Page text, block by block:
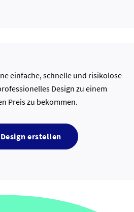
einfache, schnelle und risikolose
Design zu einem
Preis zu bekommen.
Design erstellen